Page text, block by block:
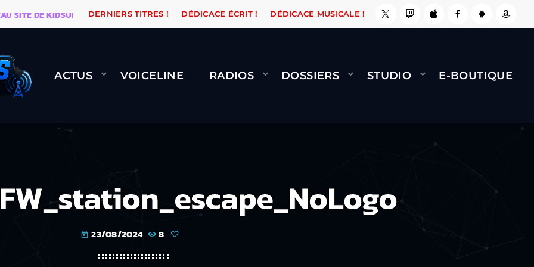
DE KIDSUNE WARÉTRO ORANGE ROAD QUI PASSE, ÇA LE FAIT ! NAMI BERNARD MINET - FLY
DERNIERS TITRES ! DÉDICACE ÉCRIT ! DÉDICACE MUSICALE !
ACTUS VOICELINE RADIOS DOSSIERS STUDIO E-BOUTIQUE
today 23/08/2024 8